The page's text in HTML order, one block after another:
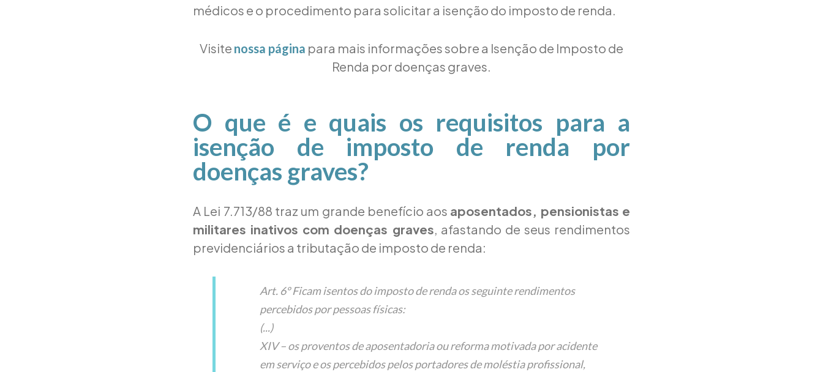
médicos e o procedimento para solicitar a isenção do imposto de renda.
Visite nossa página para mais informações sobre a Isenção de Imposto de
Renda por doenças graves.
O que é e quais os requisitos para a
isenção de imposto de renda por
doenças graves?
A Lei 7.713/88 traz um grande benefício aos aposentados, pensionistas e
militares inativos com doenças graves, afastando de seus rendimentos
previdenciários a tributação de imposto de renda:
Art. 6º Ficam isentos do imposto de renda os seguinte rendimentos
percebidos por pessoas físicas:
(...)
XIV – os proventos de aposentadoria ou reforma motivada por acidente
em serviço e os percebidos pelos portadores de moléstia profissional,